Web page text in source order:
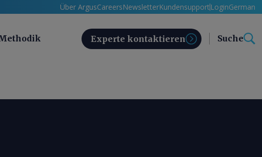
Über ArgusCareersNewsletterKundensupport LoginGerman
Experte kontaktieren Suche